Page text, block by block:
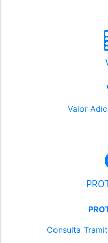
Valor
Consulta